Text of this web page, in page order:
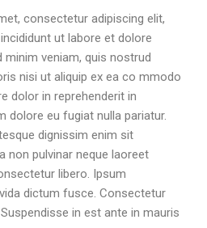
consectetur adipiscing elit,
ut labore et dolore
minim veniam, quis nostrud
nisi ut aliquip ex ea co mmodo
dolor in reprehenderit in
dolore eu fugiat nulla pariatur.
dignissim enim sit
non pulvinar neque laoreet
libero. Ipsum
dictum fusce. Consectetur
in est ante in mauris